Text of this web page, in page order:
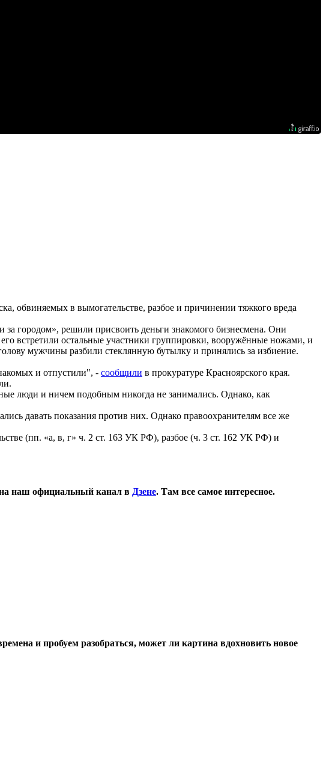
обвиняемых в вымогательстве, разбое и причинении тяжкого вреда
городом», решили присвоить деньги знакомого бизнесмена. Они
встретили остальные участники группировки, вооружённые ножами, и
мужчины разбили стеклянную бутылку и принялись за избиение.
и отпустили", - сообщили в прокуратуре Красноярского края.
люди и ничем подобным никогда не занимались. Однако, как
давать показания против них. Однако правоохранителям все же
(пп. «а, в, г» ч. 2 ст. 163 УК РФ), разбое (ч. 3 ст. 162 УК РФ) и
наш официальный канал в Дзене. Там все самое интересное.
и пробуем разобраться, может ли картина вдохновить новое